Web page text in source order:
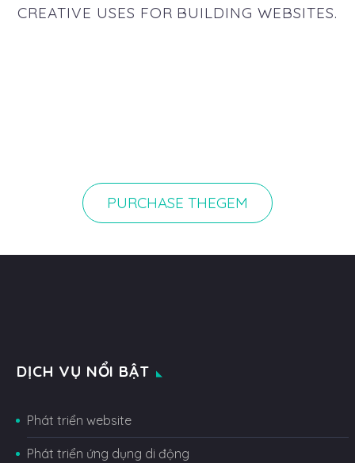
CREATIVE USES FOR BUILDING WEBSITES.
PURCHASE THEGEM
DỊCH VỤ NỔI BẬT
Phát triển website
Phát triển ứng dụng di động